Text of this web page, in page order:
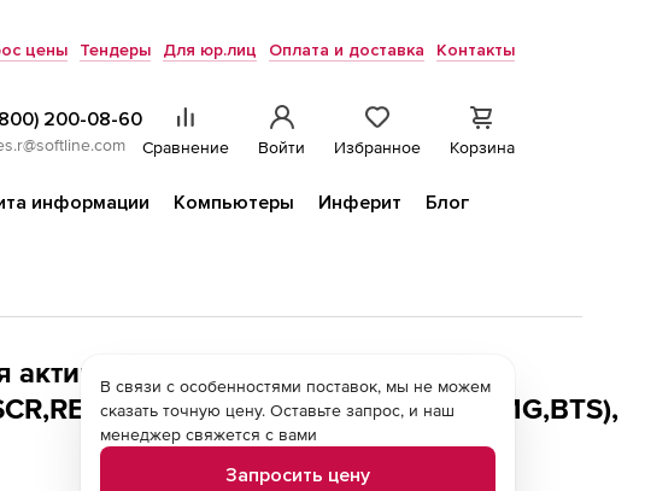
цены Тендеры Для юр.лиц Оплата и доставка Контакты
200-08-60
Сравнение Войти Избранное Корзина
информации Компьютеры Инферит
Блог
активацию опций
В связи с особенностями поставок, мы не можем
сказать точную цену. Оставьте запрос, и наш
менеджер свяжется с вами
Запросить цену